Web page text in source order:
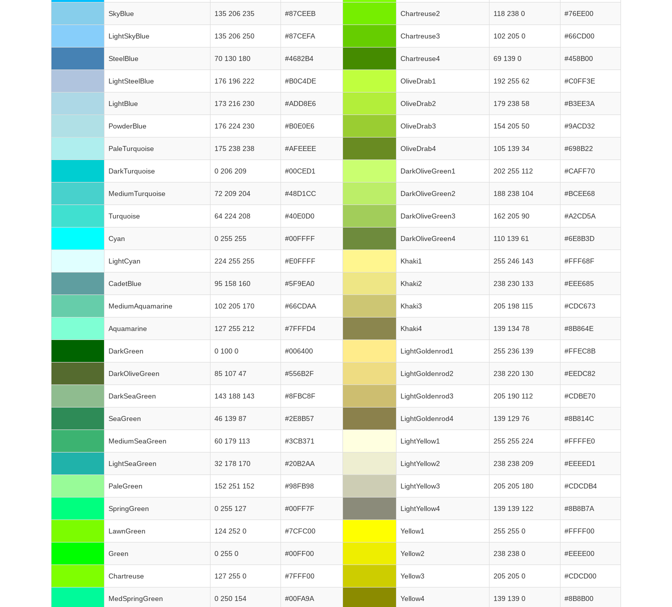
SkyBlue 135 206 235 #87CEEB Chartreuse2 118 238 0 #76EE00
LightSkyBlue 135 206 250 #87CEFA Chartreuse3 102 205 0 #66CD00
SteelBlue 70 130 180 #4682B4 Chartreuse4 69 139 0 #458B00
LightSteelBlue 176 196 222 #B0C4DE OliveDrab1 192 255 62 #C0FF3E
LightBlue 173 216 230 #ADD8E6 OliveDrab2 179 238 58 #B3EE3A
PowderBlue 176 224 230 #B0E0E6 OliveDrab3 154 205 50 #9ACD32
PaleTurquoise 175 238 238 #AFEEEE OliveDrab4 105 139 34 #698B22
DarkTurquoise 0 206 209 #00CED1 DarkOliveGreen1 202 255 112 #CAFF70
MediumTurquoise 72 209 204 #48D1CC DarkOliveGreen2 188 238 104 #BCEE68
Turquoise 64 224 208 #40E0D0 DarkOliveGreen3 162 205 90 #A2CD5A
Cyan 0 255 255 #00FFFF DarkOliveGreen4 110 139 61 #6E8B3D
LightCyan 224 255 255 #E0FFFF Khaki1 255 246 143 #FFF68F
CadetBlue 95 158 160 #5F9EA0 Khaki2 238 230 133 #EEE685
MediumAquamarine 102 205 170 #66CDAA Khaki3 205 198 115 #CDC673
Aquamarine 127 255 212 #7FFFD4 Khaki4 139 134 78 #8B864E
DarkGreen 0 100 0 #006400 LightGoldenrod1 255 236 139 #FFEC8B
DarkOliveGreen 85 107 47 #556B2F LightGoldenrod2 238 220 130 #EEDC82
DarkSeaGreen 143 188 143 #8FBC8F LightGoldenrod3 205 190 112 #CDBE70
SeaGreen 46 139 87 #2E8B57 LightGoldenrod4 139 129 76 #8B814C
MediumSeaGreen 60 179 113 #3CB371 LightYellow1 255 255 224 #FFFFE0
LightSeaGreen 32 178 170 #20B2AA LightYellow2 238 238 209 #EEEED1
PaleGreen 152 251 152 #98FB98 LightYellow3 205 205 180 #CDCDB4
SpringGreen 0 255 127 #00FF7F LightYellow4 139 139 122 #8B8B7A
LawnGreen 124 252 0 #7CFC00 Yellow1 255 255 0 #FFFF00
Green 0 255 0 #00FF00 Yellow2 238 238 0 #EEEE00
Chartreuse 127 255 0 #7FFF00 Yellow3 205 205 0 #CDCD00
MedSpringGreen 0 250 154 #00FA9A Yellow4 139 139 0 #8B8B00